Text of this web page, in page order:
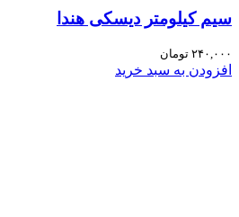
سیم کیلومتر دیسکی هندا
۲۴۰,۰۰۰ تومان
افزودن به سبد خرید